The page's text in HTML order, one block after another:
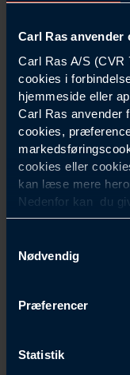
Carl Ras anvender
Carl Ras A/S (CVR
cookies i
hjemmeside eller
Carl Ras anvender
cookies,
cookies eller
kan læse mere
Nedenfor kan du
cookies, som ikke
der kan placeres
dataansvarlig kan
Du kan til enhver
Statistikcookies
Nødvendig
Præferencer
Statistik
Nemt at